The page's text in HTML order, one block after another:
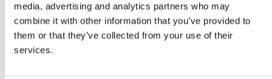
media, advertising and analytics partners who may
combine it with other information that you’ve provided to
them or that they’ve collected from your use of their
services.